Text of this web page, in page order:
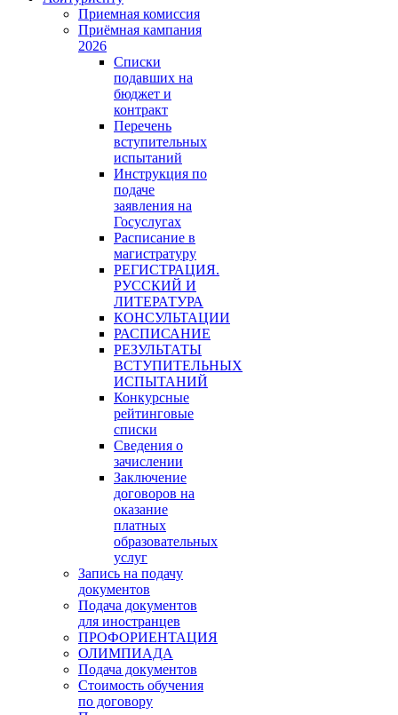
Приемная комиссия
Приёмная кампания
2026
Списки
подавших на
бюджет и
контракт
Перечень
вступительных
испытаний
Инструкция по
подаче
заявления на
Госуслугах
Расписание в
магистратуру
РЕГИСТРАЦИЯ.
РУССКИЙ И
ЛИТЕРАТУРА
КОНСУЛЬТАЦИИ
РАСПИСАНИЕ
РЕЗУЛЬТАТЫ
ВСТУПИТЕЛЬНЫХ
ИСПЫТАНИЙ
Конкурсные
рейтинговые
списки
Сведения о
зачислении
Заключение
договоров на
оказание
платных
образовательных
услуг
Запись на подачу
документов
Подача документов
для иностранцев
ПРОФОРИЕНТАЦИЯ
ОЛИМПИАДА
Подача документов
Стоимость обучения
по договору